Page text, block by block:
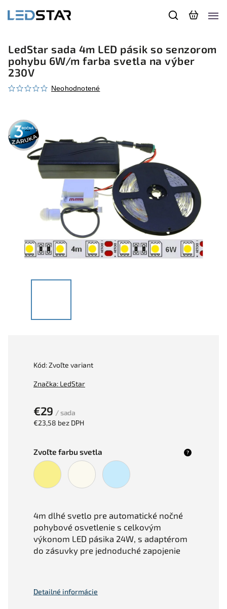
LedStar sada 4m LED pásik so senzorom
pohybu 6W/m farba svetla na výber
230V
Neohodnotené
3 roky
záruka
Kód:Zvoľte variant
Značka: LedStar
€29 / sada
€23,58 bez DPH
Zvoľte farbu svetla ?
4m dlhé svetlo pre automatické nočné
pohybové osvetlenie s celkovým
výkonom LED pásika 24W, s adaptérom
do zásuvky pre jednoduché zapojenie
Detailné informácie